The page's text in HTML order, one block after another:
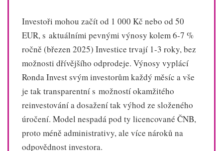
Investoři mohou začít od 1 000 Kč nebo od 50
EUR, s aktuálními pevnými výnosy kolem 6-7 %
ročně (březen 2025) Investice trvají 1-3 roky, bez
možnosti dřívějšího odprodeje. Výnosy vyplácí
Ronda Invest svým investorům každý měsíc a vše
je tak transparentní s možností okamžitého
reinvestování a dosažení tak výhod ze složeného
úročení. Model nespadá pod ty licencované ČNB,
proto méně administrativy, ale více nároků na
odpovědnost investora.